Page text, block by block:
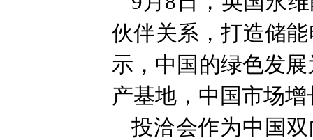
伙伴关系，打造储
示，中国的绿色发
产基地，中国市场
投洽会作为中国